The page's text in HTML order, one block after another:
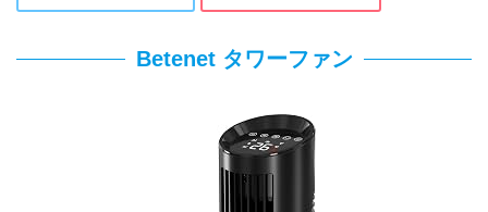
Betenet タワーファン